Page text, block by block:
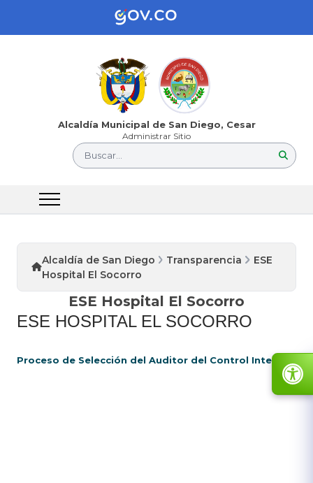
Alcaldía Municipal de San Diego, Cesar
Administrar Sitio
Buscar...
Alcaldía de San Diego Transparencia
ESE
Hospital El Socorro
ESE Hospital El Socorro
ESE HOSPITAL EL SOCORRO
Proceso​ de Selección del Auditor del Control Interno